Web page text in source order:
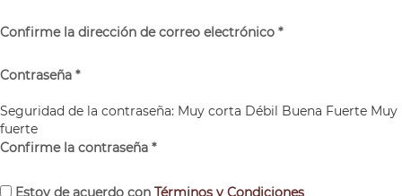
Confirme la dirección de correo electrónico *
Contraseña *
Seguridad de la contraseña: Muy corta Débil Buena Fuerte Muy
fuerte
Confirme la contraseña *
Estoy de acuerdo con Términos y Condiciones